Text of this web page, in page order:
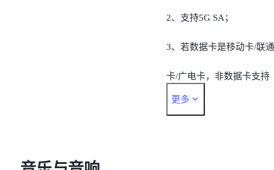
5G：
n1/n3/n5/n8/n18/n26/
34/n38/n39/n40/n41/n48/n7
2、支持5G SA；
3、若数据卡是移动卡/联通
卡/广电卡，非数据卡支持
“移动5G/4G/2G、联通
更多